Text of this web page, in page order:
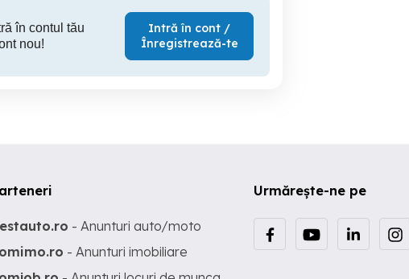
în contul tău
nou!
Intră în cont /
Înregistrează-te
Urmărește-ne pe
- Anunturi auto/moto
- Anunturi imobiliare